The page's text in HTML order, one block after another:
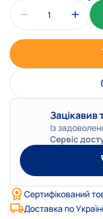
Зацікавив
Із
Сервіс
Сертифікований
Доставка по Україні